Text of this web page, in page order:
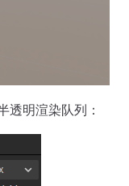
透明渲染队列：